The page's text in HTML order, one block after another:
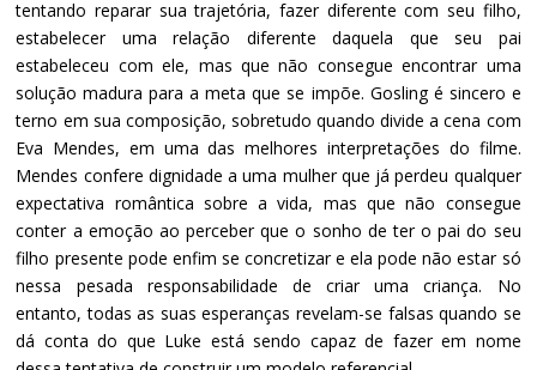
tentando reparar sua trajetória, fazer diferente com seu filho,
estabelecer uma relação diferente daquela que seu pai
estabeleceu com ele, mas que não consegue encontrar uma
solução madura para a meta que se impõe. Gosling é sincero e
terno em sua composição, sobretudo quando divide a cena com
Eva Mendes, em uma das melhores interpretações do filme.
Mendes confere dignidade a uma mulher que já perdeu qualquer
expectativa romântica sobre a vida, mas que não consegue
conter a emoção ao perceber que o sonho de ter o pai do seu
filho presente pode enfim se concretizar e ela pode não estar só
nessa pesada responsabilidade de criar uma criança. No
entanto, todas as suas esperanças revelam-se falsas quando se
dá conta do que Luke está sendo capaz de fazer em nome